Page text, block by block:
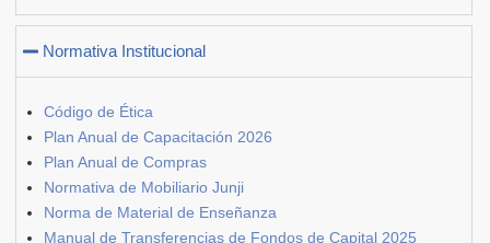
Normativa Institucional
Código de Ética
Plan Anual de Capacitación 2026
Plan Anual de Compras
Normativa de Mobiliario Junji
Norma de Material de Enseñanza
Manual de Transferencias de Fondos de Capital 2025